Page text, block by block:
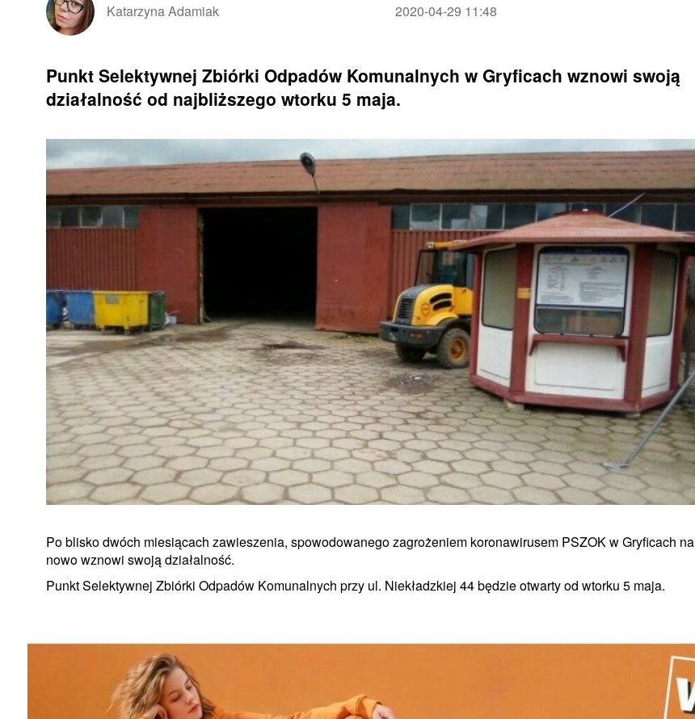
Katarzyna Adamiak 2020-04-29 11:48
Punkt Selektywnej Zbiórki Odpadów Komunalnych w Gryficach wznowi swoją
działalność od najbliższego wtorku 5 maja.
Po blisko dwóch miesiącach zawieszenia, spowodowanego zagrożeniem koronawirusem PSZOK w Gryficach na
nowo wznowi swoją działalność.
Punkt Selektywnej Zbiórki Odpadów Komunalnych przy ul. Niekładzkiej 44 będzie otwarty od wtorku 5 maja.